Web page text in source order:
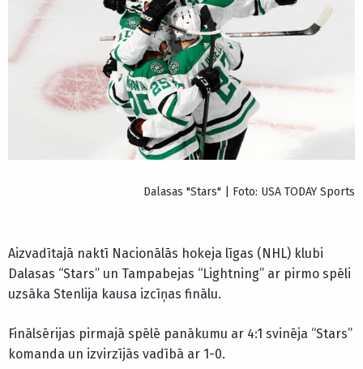
Dalasas "Stars" | Foto: USA TODAY Sports
Aizvadītajā naktī Nacionālās hokeja līgas (NHL) klubi
Dalasas “Stars” un Tampabejas “Lightning” ar pirmo spēli
uzsāka Stenlija kausa izcīņas finālu.
Finālsērijas pirmajā spēlē panākumu ar 4:1 svinēja “Stars”
komanda un izvirzījās vadībā ar 1-0.